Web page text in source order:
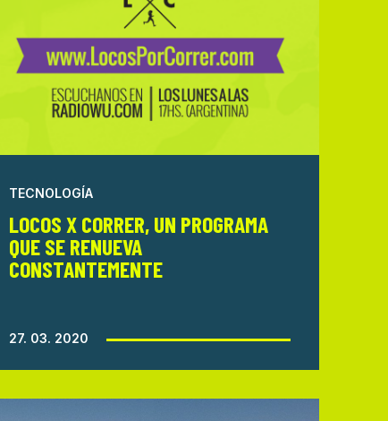
TECNOLOGÍA
LOCOS X CORRER, UN PROGRAMA
QUE SE RENUEVA
CONSTANTEMENTE
27. 03. 2020